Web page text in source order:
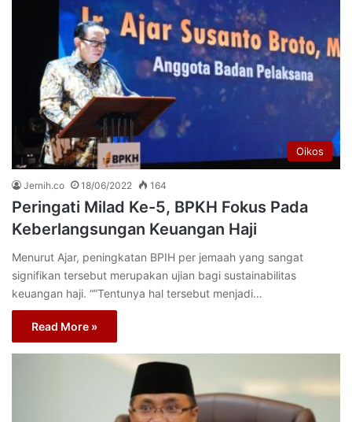
Oikos
Jernih.co 18/06/2022 164
Peringati Milad Ke-5, BPKH Fokus Pada
Keberlangsungan Keuangan Haji
Menurut Ajar, peningkatan BPIH per jemaah yang sangat
signifikan tersebut merupakan ujian bagi sustainabilitas
keuangan haji. “”Tentunya hal tersebut menjadi…
Read More »